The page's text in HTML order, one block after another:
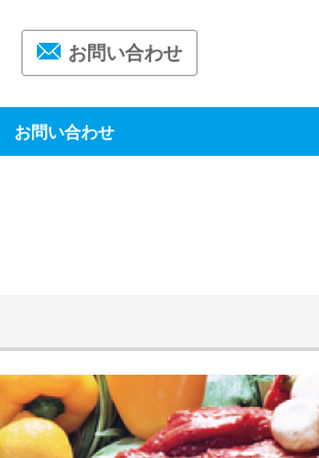
お問い合わせ
お問い合わせ